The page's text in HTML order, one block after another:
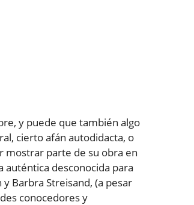
y puede que también algo
cierto afán autodidacta, o
mostrar parte de su obra en
auténtica desconocida para
Barbra Streisand, (a pesar
conocedores y